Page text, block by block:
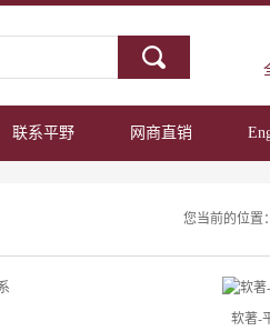
联系平野 网商直销
您当前的位置：
软著-